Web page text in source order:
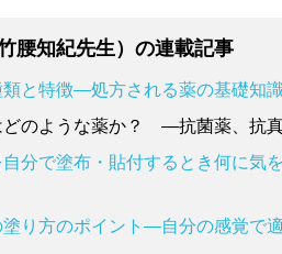
腰知紀先生）の連載記事
類と特徴―処方される薬の基礎知
どのような薬か？ ―抗菌薬、抗
自分で塗布・貼付するとき何に
塗り方のポイント―自分の感覚で